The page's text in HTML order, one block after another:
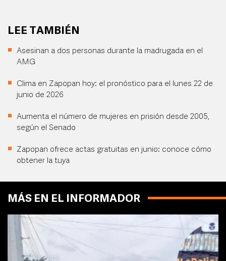
LEE TAMBIÉN
Asesinan a dos personas durante la madrugada en el
AMG
Clima en Zapopan hoy: el pronóstico para el lunes 22 de
junio de 2026
Aumenta el número de mujeres en prisión desde 2005,
según el Senado
Zapopan ofrece actas gratuitas en junio: conoce cómo
obtener la tuya
MÁS EN EL INFORMADOR